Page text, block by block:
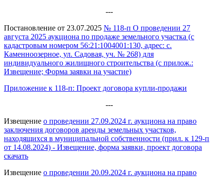
---
Постановление от 23.07.2025 № 118-п О проведении 27
августа 2025 аукциона по продаже земельного участка (с
кадастровым номером 56:21:1004001:130, адрес: с.
Каменноозерное, ул. Садовая, уч. № 268) для
индивидуального жилищного строительства (с прилож.:
Извещение; Форма заявки на участие)
Приложение к 118-п: Проект договора купли-продажи
---
Извещение о проведении 27.09.2024 г. аукциона на право
заключения договоров аренды земельных участков,
находящихся в муниципальной собственности (прил. к 129-п
от 14.08.2024) - Извещение, форма заявки, проект договора
скачать
Извещение о проведении 20.09.2024 г. аукциона на право